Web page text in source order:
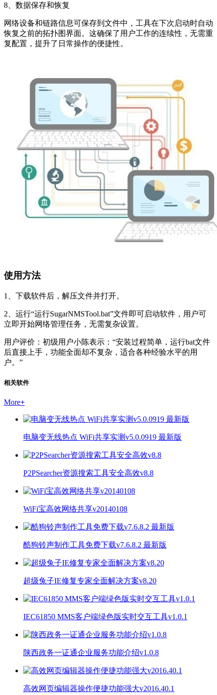
8、数据保存和恢复
网络设备和链路信息可保存到文件中，工具在下次启动时自动
恢复之前的拓扑图界面。这确保了用户工作的连续性，无需重
复配置，提升了日常操作的便捷性。
使用方法
1、下载软件后，解压文件并打开。
2、运行“运行SugarNMSTool.bat”文件即可启动软件，用户可
立即开始网络管理任务，无需复杂设置。
用户评价：初级用户小陈表示：“安装过程简单，运行bat文件
后直接上手，功能全面却不复杂，适合各种经验水平的用
户。”
相关软件
More+
电脑变无线热点 WiFi共享实测v5.0.0919 最新版
P2PSearcher资源搜索工具安全高效v8.8
WiFi宝高效网络共享v20140108
酷狗铃声制作工具免费下载v7.6.8.2 最新版
超级兔子IE修复专家全面解决方案v8.20
IEC61850 MMS客户端绿色版实时交互工具v1.0.1
陕西政务一证通企业服务功能介绍v1.0.8
高效网页编辑器操作便捷功能强大v2016.40.1